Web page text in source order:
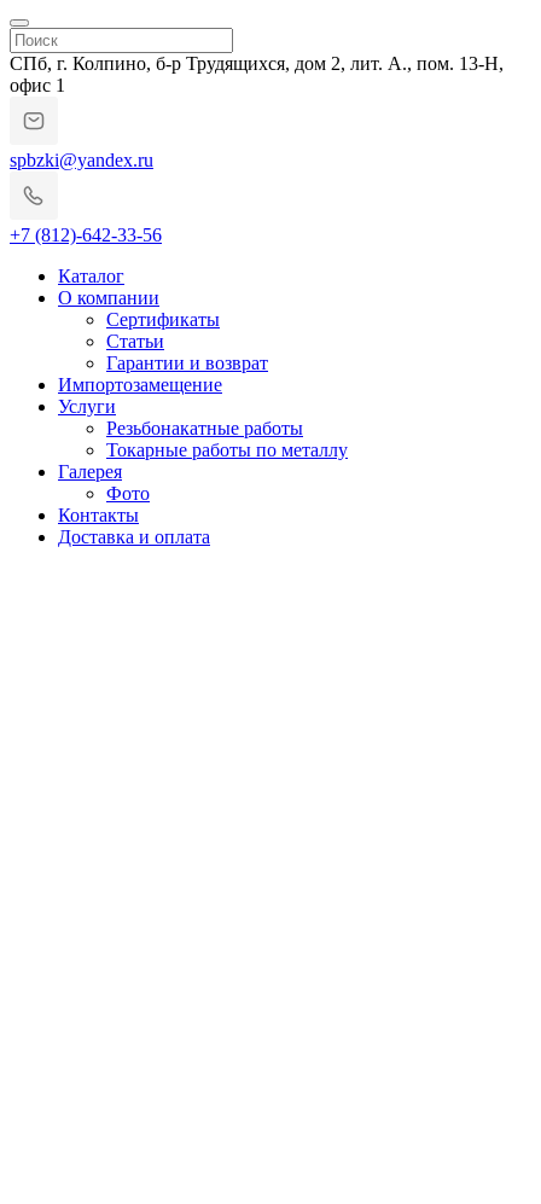
СПб, г. Колпино, б-р Трудящихся, дом 2, лит. А., пом. 13-Н,
офис 1
spbzki@yandex.ru
+7 (812)-642-33-56
Каталог
О компании
Сертификаты
Статьи
Гарантии и возврат
Импортозамещение
Услуги
Резьбонакатные работы
Токарные работы по металлу
Галерея
Фото
Контакты
Доставка и оплата